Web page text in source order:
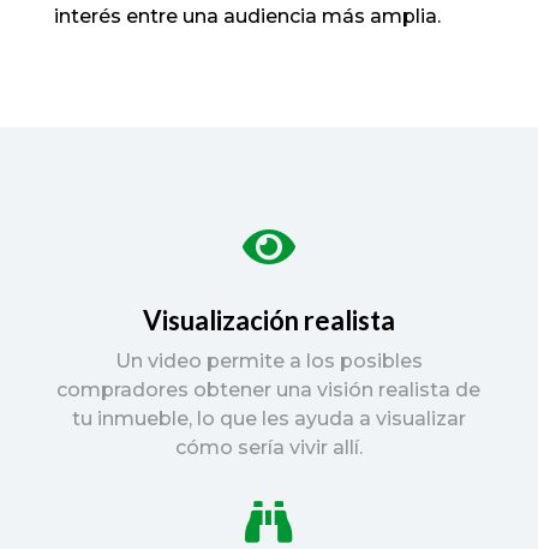
interés entre una audiencia más amplia.

Visualización realista
Un video permite a los posibles
compradores obtener una visión realista de
tu inmueble, lo que les ayuda a visualizar
cómo sería vivir allí.
